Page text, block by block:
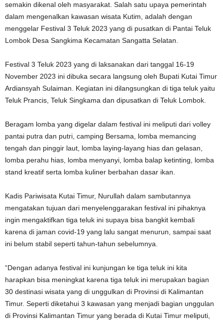
semakin dikenal oleh masyarakat. Salah satu upaya pemerintah
dalam mengenalkan kawasan wisata Kutim, adalah dengan
menggelar Festival 3 Teluk 2023 yang di pusatkan di Pantai Teluk
Lombok Desa Sangkima Kecamatan Sangatta Selatan.
Festival 3 Teluk 2023 yang di laksanakan dari tanggal 16-19
November 2023 ini dibuka secara langsung oleh Bupati Kutai Timur
Ardiansyah Sulaiman. Kegiatan ini dilangsungkan di tiga teluk yaitu
Teluk Prancis, Teluk Singkama dan dipusatkan di Teluk Lombok.
Beragam lomba yang digelar dalam festival ini meliputi dari volley
pantai putra dan putri, camping Bersama, lomba memancing
tengah dan pinggir laut, lomba laying-layang hias dan gelasan,
lomba perahu hias, lomba menyanyi, lomba balap ketinting, lomba
stand kreatif serta lomba kuliner berbahan dasar ikan.
Kadis Pariwisata Kutai Timur, Nurullah dalam sambutannya
mengatakan tujuan dari menyelenggarakan festival ini pihaknya
ingin mengaktifkan tiga teluk ini supaya bisa bangkit kembali
karena di jaman covid-19 yang lalu sangat menurun, sampai saat
ini belum stabil seperti tahun-tahun sebelumnya.
“Dengan adanya festival ini kunjungan ke tiga teluk ini kita
harapkan bisa meningkat karena tiga teluk ini merupakan bagian
30 destinasi wisata yang di unggulkan di Provinsi di Kalimantan
Timur. Seperti diketahui 3 kawasan yang menjadi bagian unggulan
di Provinsi Kalimantan Timur yang berada di Kutai Timur meliputi,